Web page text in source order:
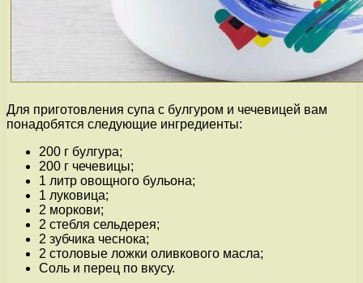
Для приготовления супа с булгуром и чечевицей вам
понадобятся следующие ингредиенты:
200 г булгура;
200 г чечевицы;
1 литр овощного бульона;
1 луковица;
2 моркови;
2 стебля сельдерея;
2 зубчика чеснока;
2 столовые ложки оливкового масла;
Соль и перец по вкусу.